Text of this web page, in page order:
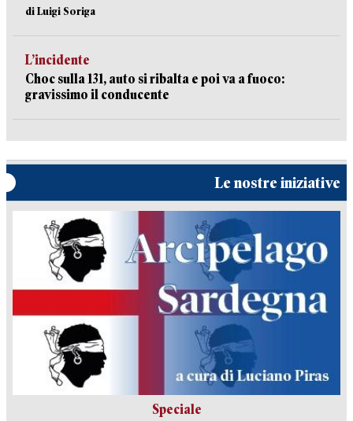
di Luigi Soriga
L’incidente
Choc sulla 131, auto si ribalta e poi va a fuoco:
gravissimo il conducente
Le nostre iniziative
Speciale